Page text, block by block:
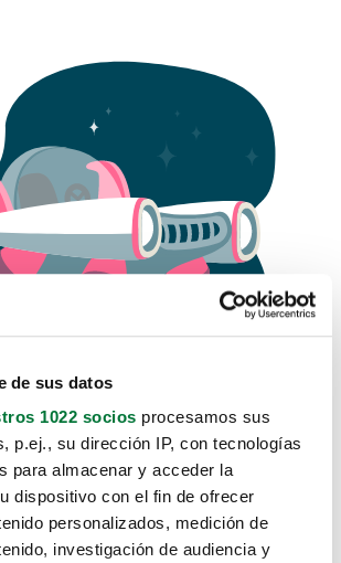
de sus datos
1022 socios procesamos sus
p.ej., su dirección IP, con tecnologías
para almacenar y acceder la
dispositivo con el fin de ofrecer
personalizados, medición de
investigación de audiencia y
no sabemos como
traido hasta aquí.